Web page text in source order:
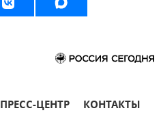
ПРЕСС-ЦЕНТР КОНТАКТЫ